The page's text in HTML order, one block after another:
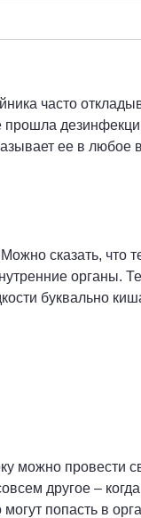
часто
прошла
ее в любое
сказать, что
органы.
буквально
можно провести
другое –
попасть в